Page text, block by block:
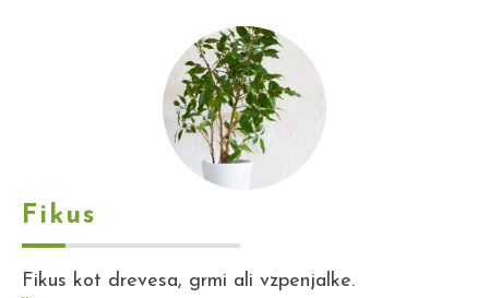
Fikus
Fikus kot drevesa, grmi ali vzpenjalke.